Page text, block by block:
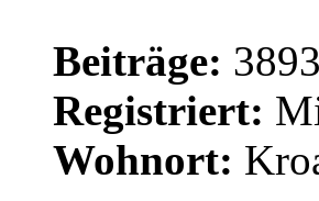
Beiträge: 3893
Registriert:
Wohnort: